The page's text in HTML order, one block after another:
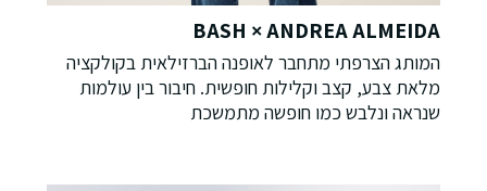
BASH × ANDREA ALMEIDA
המותג הצרפתי מתחבר לאופנה הברזילאית בקולקציה
מלאת צבע, קצב וקלילות חופשית. חיבור בין עולמות
שנראה ונלבש כמו חופשה מתמשכת